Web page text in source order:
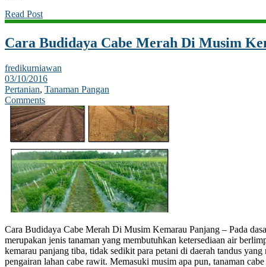
Read Post
Cara Budidaya Cabe Merah Di Musim
fredikurniawan
03/10/2016
Pertanian, Tanaman Pangan
Comments
Cara Budidaya Cabe Merah Di Musim Kemarau Panjang – Pada
merupakan jenis tanaman yang membutuhkan ketersediaan air
kemarau panjang tiba, tidak sedikit para petani di daerah tandus
pengairan lahan cabe rawit. Memasuki musim apa pun, tanaman